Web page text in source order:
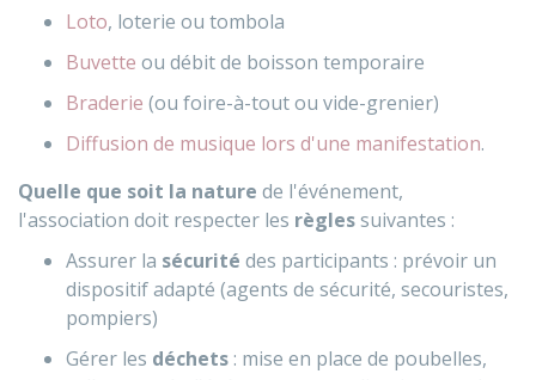
Loto, loterie ou tombola
Buvette ou débit de boisson temporaire
Braderie (ou foire-à-tout ou vide-grenier)
Diffusion de musique lors d'une manifestation.
Quelle que soit la nature de l'événement,
l'association doit respecter les règlessuivantes :
Assurer la sécurité des participants : prévoir un
dispositif adapté (agents de sécurité, secouristes,
pompiers)
Gérer les déchets : mise en place de poubelles,